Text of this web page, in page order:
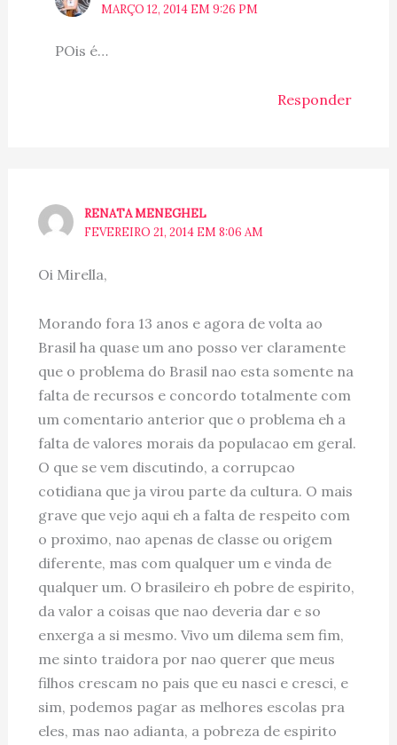
MARÇO 12, 2014 EM 9:26 PM
POis é…
Responder
RENATA MENEGHEL
FEVEREIRO 21, 2014 EM 8:06 AM
Oi Mirella,
Morando fora 13 anos e agora de volta ao
Brasil ha quase um ano posso ver claramente
que o problema do Brasil nao esta somente na
falta de recursos e concordo totalmente com
um comentario anterior que o problema eh a
falta de valores morais da populacao em geral.
O que se vem discutindo, a corrupcao
cotidiana que ja virou parte da cultura. O mais
grave que vejo aqui eh a falta de respeito com
o proximo, nao apenas de classe ou origem
diferente, mas com qualquer um e vinda de
qualquer um. O brasileiro eh pobre de espirito,
da valor a coisas que nao deveria dar e so
enxerga a si mesmo. Vivo um dilema sem fim,
me sinto traidora por nao querer que meus
filhos crescam no pais que eu nasci e cresci, e
sim, podemos pagar as melhores escolas pra
eles, mas nao adianta, a pobreza de espirito